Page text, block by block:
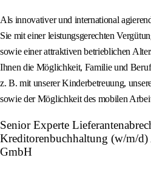
Als innovativer und international
Sie mit einer leistungsgerechten
sowie einer attraktiven betrieblichen
Ihnen die Möglichkeit, Familie und
z. B. mit unserer Kinderbetreuung,
sowie der Möglichkeit des mobilen
Senior Experte
Kreditorenbuchhaltung (w/m/
GmbH